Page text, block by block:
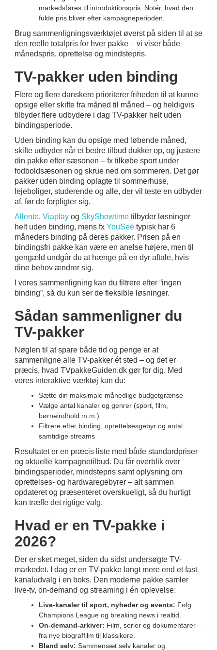
markedsføres til introduktionspris. Notér, hvad den
fulde pris bliver efter kampagneperioden.
Brug sammenligningsværktøjet øverst på siden til at se
den reelle totalpris for hver pakke – vi viser både
månedspris, oprettelse og mindstepris.
TV-pakker uden binding
Flere og flere danskere prioriterer friheden til at kunne
opsige eller skifte fra måned til måned – og heldigvis
tilbyder flere udbydere i dag TV-pakker helt uden
bindingsperiode.
Uden binding kan du opsige med løbende måned,
skifte udbyder når et bedre tilbud dukker op, og justere
din pakke efter sæsonen – fx tilkøbe sport under
fodboldsæsonen og skrue ned om sommeren. Det gør
pakker uden binding oplagte til sommerhuse,
lejeboliger, studerende og alle, der vil teste en udbyder
af, før de forpligter sig.
Allente, Viaplay og SkyShowtime tilbyder løsninger
helt uden binding, mens fx YouSee typisk har 6
måneders binding på deres pakker. Prisen på en
bindingsfri pakke kan være en anelse højere, men til
gengæld undgår du at hænge på en dyr aftale, hvis
dine behov ændrer sig.
I vores sammenligning kan du filtrere efter “ingen
binding”, så du kun ser de fleksible løsninger.
Sådan sammenligner du
TV-pakker
Nøglen til at spare både tid og penge er at
sammenligne alle TV-pakker ét sted – og det er
præcis, hvad TVpakkeGuiden.dk gør for dig. Med
vores interaktive værktøj kan du:
Sætte din maksimale månedlige budgetgrænse
Vælge antal kanaler og genrer (sport, film,
børneindhold m.m.)
Filtrere efter binding, oprettelsesgebyr og antal
samtidige streams
Resultatet er en præcis liste med både standardpriser
og aktuelle kampagnetilbud. Du får overblik over
bindingsperioder, mindstepris samt oplysning om
oprettelses- og hardwaregebyrer – alt sammen
opdateret og præsenteret overskueligt, så du hurtigt
kan træffe det rigtige valg.
Hvad er en TV-pakke i
2026?
Der er sket meget, siden du sidst undersøgte TV-
markedet. I dag er en TV-pakke langt mere end et fast
kanaludvalg i en boks. Den moderne pakke samler
live-tv, on-demand og streaming i én oplevelse:
Live-kanaler til sport, nyheder og events: Følg
Champions League og breaking news i realtid.
On-demand-arkiver: Film, serier og dokumentarer –
fra nye biograffilm til klassikere.
Bland selv: Sammensæt selv kanaler og